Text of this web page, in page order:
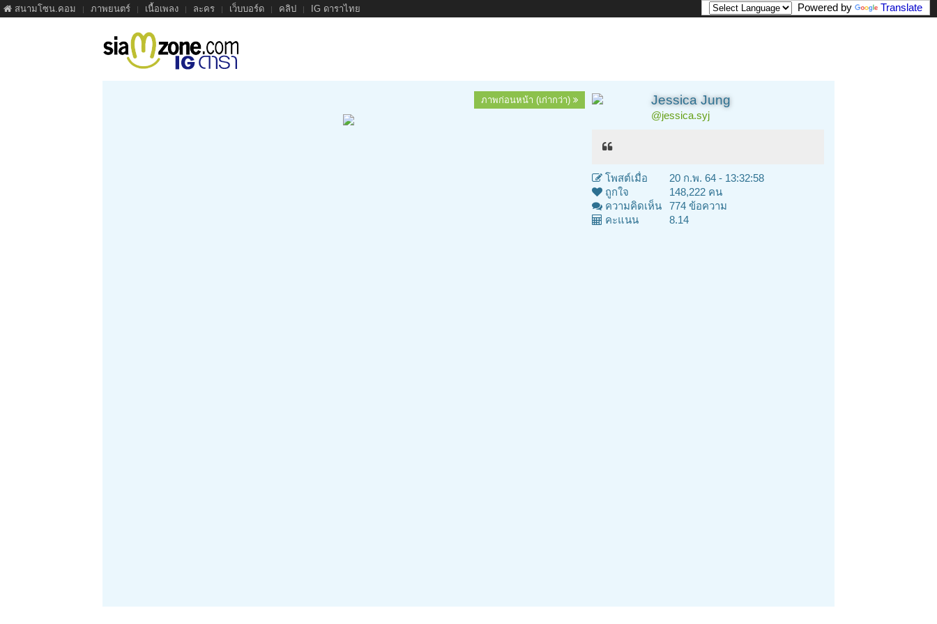
Powered by Translate
สนามโซน.คอม ภาพยนตร์ เนื้อเพลง ละคร เว็บบอร์ด คลิป IG ดาราไทย
ภาพก่อนหน้า (เก่ากว่า) Jessica Jung
@jessica.syj
โพสต์เมื่อ
20 ก.พ. 64 - 13:32:58
ถูกใจ
148,222 คน
ความคิดเห็น
774 ข้อความ
คะแนน
8.14